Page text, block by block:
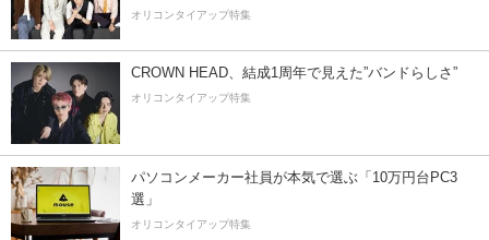
オリコンタイアップ特集
CROWN HEAD、結成1周年で見えた”バンドらしさ”
オリコンタイアップ特集
パソコンメーカー社員が本気で選ぶ「10万円台PC3
選」
オリコンタイアップ特集